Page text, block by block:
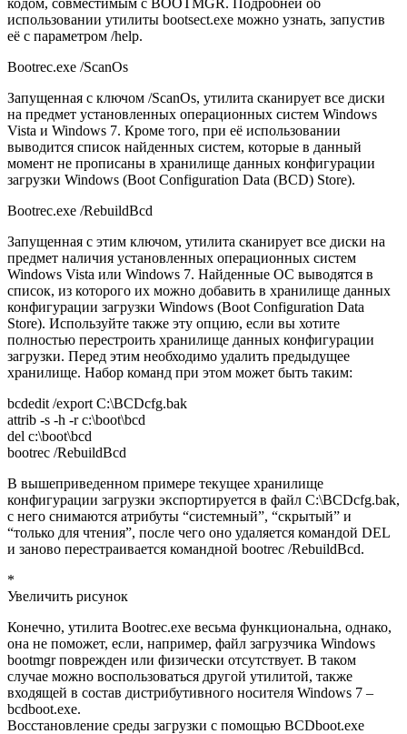
использовании утилиты bootsect.exe можно узнать, запустив
её с параметром /help.
Bootrec.exe /ScanOs
Запущенная с ключом /ScanOs, утилита сканирует все диски
на предмет установленных операционных систем Windows
Vista и Windows 7. Кроме того, при её использовании
выводится список найденных систем, которые в данный
момент не прописаны в хранилище данных конфигурации
загрузки Windows (Boot Configuration Data (BCD) Store).
Bootrec.exe /RebuildBcd
Запущенная с этим ключом, утилита сканирует все диски на
предмет наличия установленных операционных систем
Windows Vista или Windows 7. Найденные ОС выводятся в
список, из которого их можно добавить в хранилище данных
конфигурации загрузки Windows (Boot Configuration Data
Store). Используйте также эту опцию, если вы хотите
полностью перестроить хранилище данных конфигурации
загрузки. Перед этим необходимо удалить предыдущее
хранилище. Набор команд при этом может быть таким:
bcdedit /export C:\BCDcfg.bak
attrib -s -h -r c:\boot\bcd
del c:\boot\bcd
bootrec /RebuildBcd
В вышеприведенном примере текущее хранилище
конфигурации загрузки экспортируется в файл C:\BCDcfg.bak,
с него снимаются атрибуты “системный”, “скрытый” и
“только для чтения”, после чего оно удаляется командой DEL
и заново перестраивается командной bootrec /RebuildBcd.
*
Увеличить рисунок
Конечно, утилита Bootrec.exe весьма функциональна, однако,
она не поможет, если, например, файл загрузчика Windows
bootmgr поврежден или физически отсутствует. В таком
случае можно воспользоваться другой утилитой, также
входящей в состав дистрибутивного носителя Windows 7 –
bcdboot.exe.
Восстановление среды загрузки с помощью BCDboot.exe